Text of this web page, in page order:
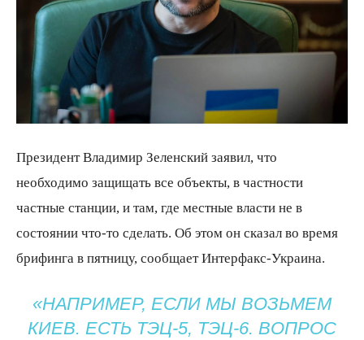
Президент Владимир Зеленский заявил, что
необходимо защищать все объекты, в частности
частные станции, и там, где местные власти не в
состоянии что-то сделать. Об этом он сказал во время
брифинга в пятницу, сообщает Интерфакс-Украина.
«НАПРИМЕР, ЕСЛИ МЫ ВОЗЬМЕМ
КИЕВ. ЕСТЬ ТЭЦ-5, ТЭЦ-6. ВОПРОС